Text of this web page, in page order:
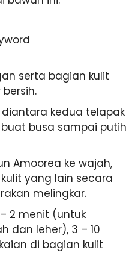
serta bagian kulit
diantara kedua telapak
busa sampai putih
Amoorea ke wajah,
yang lain secara
melingkar.
2 menit (untuk
dan leher), 3 – 10
di bagian kulit